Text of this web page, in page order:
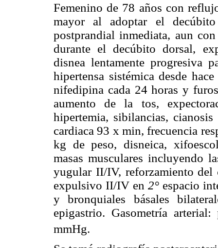
Femenino de 78 años con
mayor al adoptar el
postprandial inmediata, aun
durante el decúbito dorsal,
disnea lentamente progresiva
hipertensa sistémica desde
nifedipina cada 24 horas y
aumento de la tos,
hipertemia, sibilancias,
cardiaca 93 x min, frecuencia
kg de peso, disneica,
masas musculares incluyendo
yugular II/IV, reforzamiento
expulsivo II/IV en 2° espacio
y bronquiales básales
epigastrio. Gasometría
mmHg.